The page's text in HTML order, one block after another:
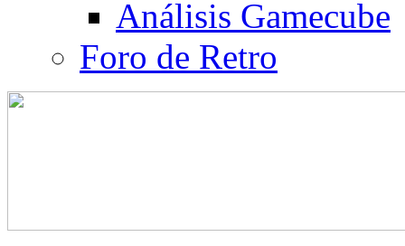
Análisis Gamecube
Foro de Retro